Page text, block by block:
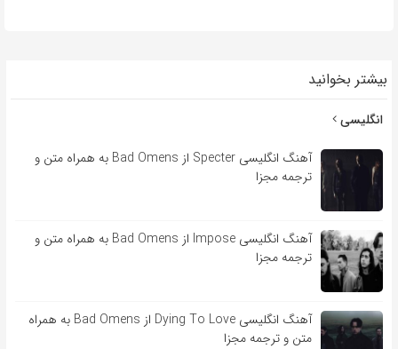
بیشتر بخوانید
انگلیسی
آهنگ انگلیسی Specter از Bad Omens به همراه متن و
ترجمه مجزا
آهنگ انگلیسی Impose از Bad Omens به همراه متن و
ترجمه مجزا
آهنگ انگلیسی Dying To Love از Bad Omens به همراه
متن و ترجمه مجزا